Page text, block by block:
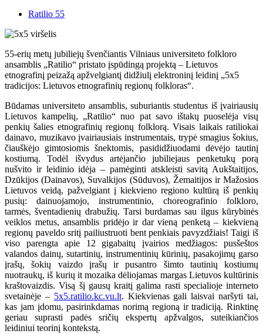
Ratilio 55
55-erių metų jubiliejų švenčiantis Vilniaus universiteto folkloro
ansamblis „Ratilio“ pristato įspūdingą projektą – Lietuvos
etnografinį peizažą apžvelgiantį didžiulį elektroninį leidinį „5x5
tradicijos: Lietuvos etnografinių regionų folkloras“.
Būdamas universiteto ansamblis, suburiantis studentus iš įvairiausių
Lietuvos kampelių, „Ratilio“ nuo pat savo ištakų puoselėja visų
penkių šalies etnografinių regionų folklorą. Visais laikais ratiliokai
dainavo, muzikavo įvairiausiais instrumentais, trypė smagius šokius,
čiauškėjo gimtosiomis šnektomis, pasididžiuodami dėvėjo tautinį
kostiumą. Todėl išvydus artėjančio jubiliejaus penketukų porą
nušvito ir leidinio idėja – pamėginti atskleisti savitą Aukštaitijos,
Dzūkijos (Dainavos), Suvalkijos (Sūduvos), Žemaitijos ir Mažosios
Lietuvos veidą, pažvelgiant į kiekvieno regiono kultūrą iš penkių
pusių: dainuojamojo, instrumentinio, choreografinio folkloro,
tarmės, šventadienių drabužių. Tarsi burdamas sau ilgus kūrybinės
veiklos metus, ansamblis pridėjo ir dar vieną penketą – kiekvieną
regionų paveldo sritį pailiustruoti bent penkiais pavyzdžiais! Taigi iš
viso parengta apie 12 gigabaitų įvairios medžiagos: pusšeštos
valandos dainų, sutartinių, instrumentinių kūrinių, pasakojimų garso
įrašų, šokių vaizdo įrašų ir pusantro šimto tautinių kostiumų
nuotraukų, iš kurių it mozaika dėliojamas margas Lietuvos kultūrinis
kraštovaizdis. Visą šį gausų kraitį galima rasti specialioje interneto
svetainėje – 5x5.ratilio.kc.vu.lt. Kiekvienas gali laisvai naršyti tai,
kas jam įdomu, pasirinkdamas norimą regioną ir tradiciją. Rinktinę
geriau suprasti padės sričių ekspertų apžvalgos, suteikiančios
leidiniui teorinį kontekstą.